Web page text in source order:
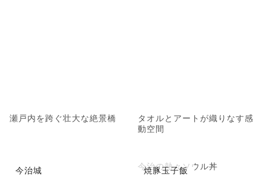
瀬戸内を跨ぐ壮大な絶景橋
タオルとアートが織りなす感
動空間
今治城 焼豚玉子飯
今治の熱々ソウル丼